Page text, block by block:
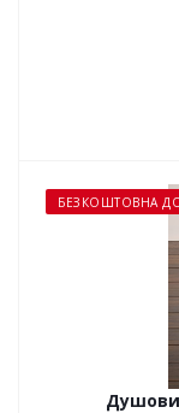
БЕЗКОШТОВНА